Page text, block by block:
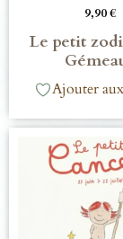
9,90€
Le petit
Ajouter